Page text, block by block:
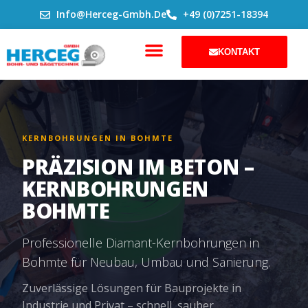
Info@herceg-Gmbh.de +49 (0)7251-18394
KONTAKT
KERNBOHRUNGEN IN BOHMTE
PRÄZISION IM BETON –
KERNBOHRUNGEN
BOHMTE
Professionelle Diamant-Kernbohrungen in
Bohmte für Neubau, Umbau und Sanierung.
Zuverlässige Lösungen für Bauprojekte in